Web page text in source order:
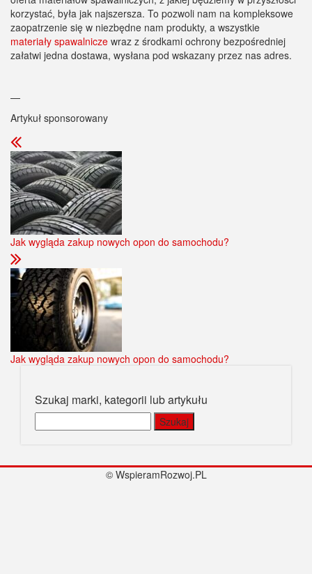
korzystać, była jak najszersza. To pozwoli nam na kompleksowe
zaopatrzenie się w niezbędne nam produkty, a wszystkie
materiały spawalnicze wraz z środkami ochrony bezpośredniej
załatwi jedna dostawa, wysłana pod wskazany przez nas adres.
—
Artykuł sponsorowany
Jak wygląda zakup nowych opon do samochodu?
Jak wygląda zakup nowych opon do samochodu?
Szukaj marki, kategorii lub artykułu
© WspieramRozwoj.PL